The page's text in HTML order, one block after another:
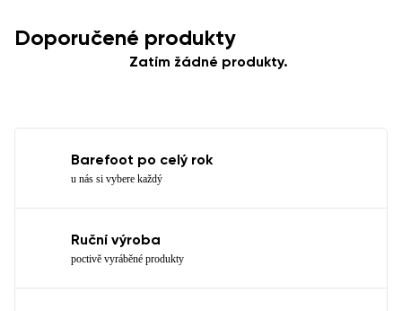
Doporučené produkty
Zatím žádné produkty.
Barefoot po celý rok
u nás si vybere každý
Ruční výroba
poctivě vyráběné produkty